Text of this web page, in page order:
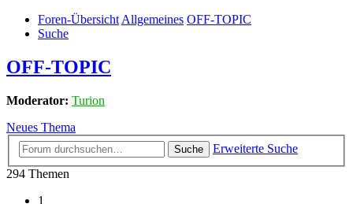
Foren-ÜbersichtAllgemeines OFF-TOPIC
Suche
OFF-TOPIC
Moderator: Turion
Neues Thema
Suche
Erweiterte Suche
294 Themen
1